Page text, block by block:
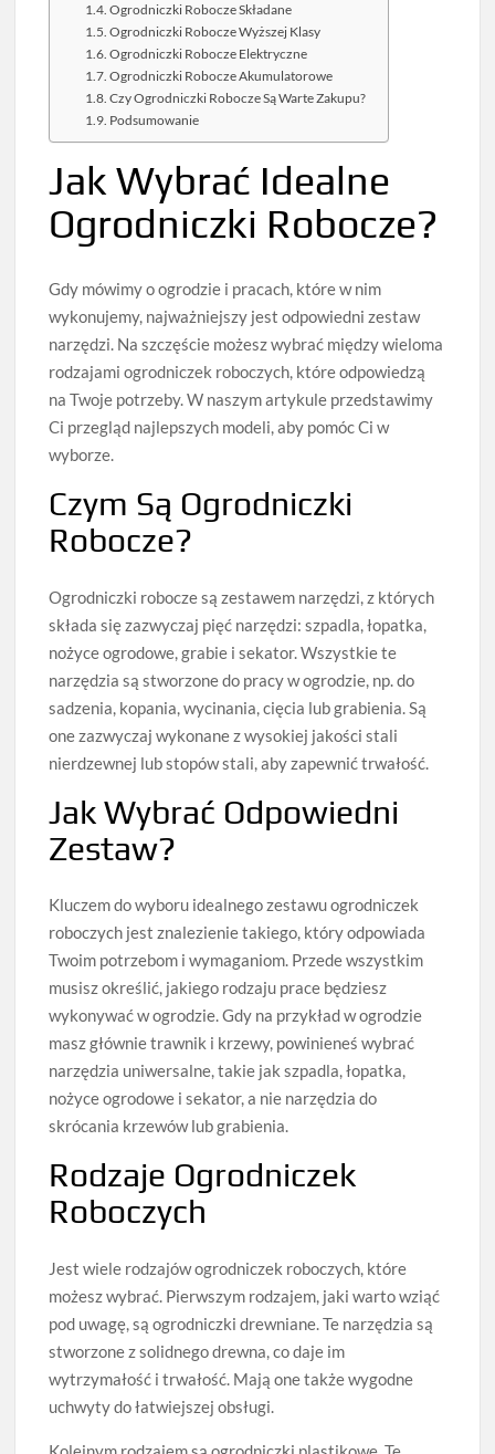
Ogrodniczki Robocze Składane
Ogrodniczki Robocze Wyższej Klasy
Ogrodniczki Robocze Elektryczne
Ogrodniczki Robocze Akumulatorowe
Czy Ogrodniczki Robocze Są Warte Zakupu?
Podsumowanie
Jak Wybrać Idealne
Ogrodniczki Robocze?
Gdy mówimy o ogrodzie i pracach, które w nim
wykonujemy, najważniejszy jest odpowiedni zestaw
narzędzi. Na szczęście możesz wybrać między wieloma
rodzajami ogrodniczek roboczych, które odpowiedzą
na Twoje potrzeby. W naszym artykule przedstawimy
Ci przegląd najlepszych modeli, aby pomóc Ci w
wyborze.
Czym Są Ogrodniczki
Robocze?
Ogrodniczki robocze są zestawem narzędzi, z których
składa się zazwyczaj pięć narzędzi: szpadla, łopatka,
nożyce ogrodowe, grabie i sekator. Wszystkie te
narzędzia są stworzone do pracy w ogrodzie, np. do
sadzenia, kopania, wycinania, cięcia lub grabienia. Są
one zazwyczaj wykonane z wysokiej jakości stali
nierdzewnej lub stopów stali, aby zapewnić trwałość.
Jak Wybrać Odpowiedni
Zestaw?
Kluczem do wyboru idealnego zestawu ogrodniczek
roboczych jest znalezienie takiego, który odpowiada
Twoim potrzebom i wymaganiom. Przede wszystkim
musisz określić, jakiego rodzaju prace będziesz
wykonywać w ogrodzie. Gdy na przykład w ogrodzie
masz głównie trawnik i krzewy, powinieneś wybrać
narzędzia uniwersalne, takie jak szpadla, łopatka,
nożyce ogrodowe i sekator, a nie narzędzia do
skrócania krzewów lub grabienia.
Rodzaje Ogrodniczek
Roboczych
Jest wiele rodzajów ogrodniczek roboczych, które
możesz wybrać. Pierwszym rodzajem, jaki warto wziąć
pod uwagę, są ogrodniczki drewniane. Te narzędzia są
stworzone z solidnego drewna, co daje im
wytrzymałość i trwałość. Mają one także wygodne
uchwyty do łatwiejszej obsługi.